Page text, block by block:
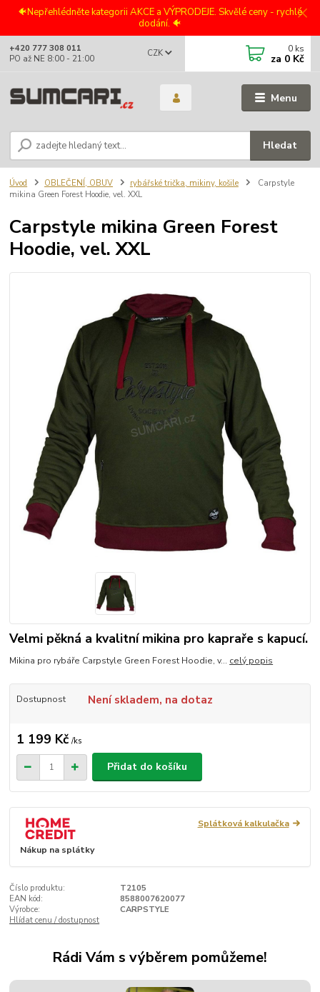
🐠Nepřehlédněte kategorii AKCE a VÝPRODEJE. Skvělé ceny - rychlé
dodání. 🐠
Menu
CZK
Hledat
+420 777 308 011
PO až NE 8:00 - 21:00
0 ks
za 0 Kč
Úvod OBLEČENÍ, OBUV rybářské trička, mikiny, košile
Carpstyle
mikina Green Forest Hoodie, vel. XXL
Carpstyle mikina Green Forest
Hoodie, vel. XXL
Velmi pěkná a kvalitní mikina pro kapraře s kapucí.
Mikina pro rybáře Carpstyle Green Forest Hoodie, v... celý popis
Dostupnost Není skladem, na dotaz
1 199 Kč /ks
Přidat do košíku
Splátková kalkulačka
Nákup na splátky
Číslo produktu:
T2105
EAN kód:
8588007620077
Výrobce:
CARPSTYLE
Hlídat cenu / dostupnost
Rádi Vám s výběrem pomůžeme!